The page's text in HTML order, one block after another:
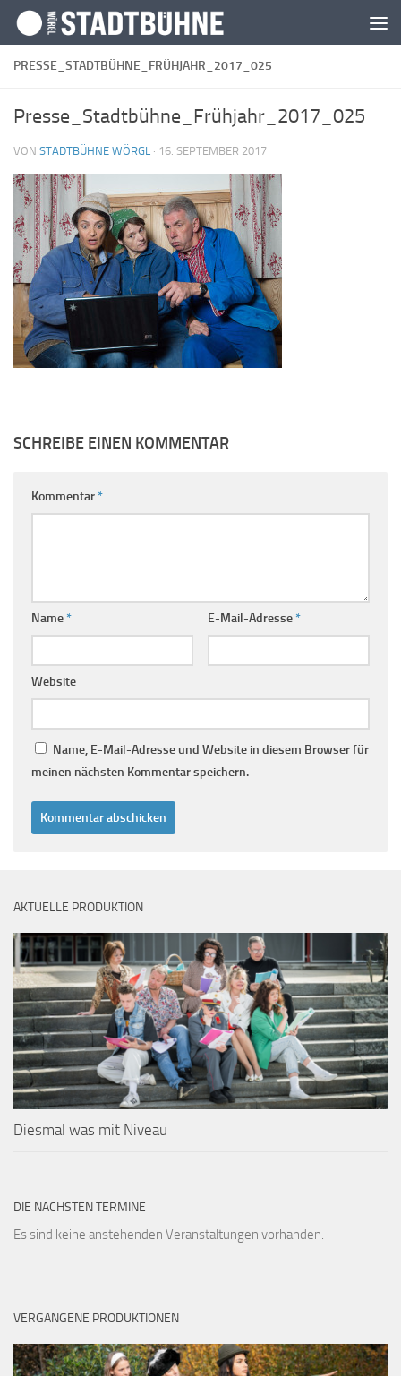
Zum Inhalt springen
PRESSE_STADTBÜHNE_FRÜHJAHR_2017_025
Presse_Stadtbühne_Frühjahr_2017_025
VON STADTBÜHNE WÖRGL · 16. SEPTEMBER 2017
SCHREIBE EINEN KOMMENTAR
Kommentar*
Name* E-Mail-Adresse*
Website
Name, E-Mail-Adresse und Website in diesem Browser für
meinen nächsten Kommentar speichern.
AKTUELLE PRODUKTION
Diesmal was mit Niveau
DIE NÄCHSTEN TERMINE
Es sind keine anstehenden Veranstaltungen vorhanden.
VERGANGENE PRODUKTIONEN